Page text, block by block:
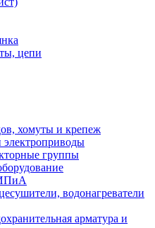
цепи
хомуты и крепеж
электроприводы
группы
водонагреватели
арматура и